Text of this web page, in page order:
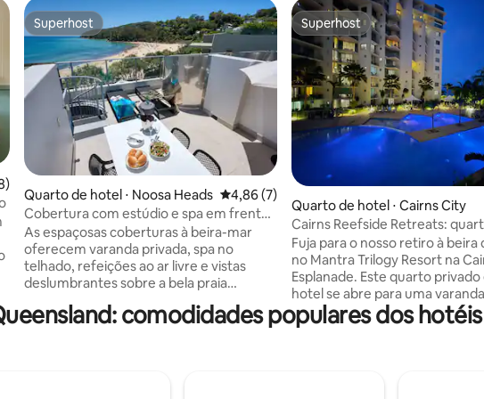
avaliação média de 5, 388 avaliações
Superhost
Superhost
Quarto de hotel ⋅ Noosa Heads 4,86 de uma avaliação média de 5, 7
4,86 (7)
Cobertura com estúdio e spa em frente
à praia de Noosa
As espaçosas coberturas à beira-mar
oferecem varanda privada, spa no
telhado, refeições ao ar livre e vistas
deslumbrantes sobre a bela praia
spa à beira-mar em plano aberto são
ideais para solteiros e casais que querem
Superhost
Superhost
Quarto de hotel ⋅ Cairns City
Cairns Reefside Retreats:
hotel privativo
Fuja para o nosso retiro à beira
no Mantra Trilogy Resort na
Esplanade. Este quarto
hotel se abre para uma
com vista para a piscina do
estilo lagoa com vista parcial
Recifes e da famosa lagoa de
comodidades populares dos